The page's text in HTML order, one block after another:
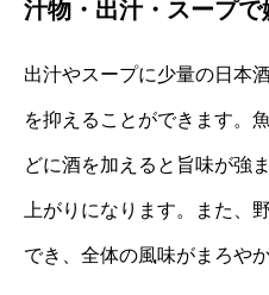
汁物・出汁・スープ
出汁やスープに少量の日本
を抑えることができます。
どに酒を加えると旨味が強
上がりになります。また、
でき、全体の風味がまろや